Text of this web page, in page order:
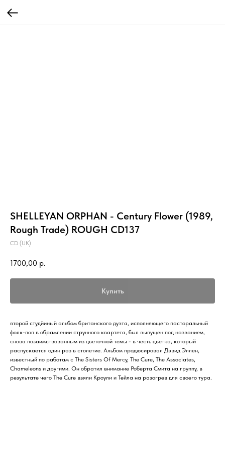
SHELLEYAN ORPHAN - Century Flower (1989,
Rough Trade) ROUGH CD137
CD (UK)
1700,00 р.
Купить
второй студйиный альбом британского дуэта, исполняющего пасторальный
фолк-поп в обрамлении струнного квартета, был выпущен под названием,
снова позаимствованным из цветочной темы - в честь цветка, который
распускается один раз в столетие. Альбом продюсировал Дэвид Эллен,
известный по работам с The Sisters Of Mercy, The Cure, The Associates,
Chameleons и другими. Он обратил внимание Роберта Смита на группу, в
результате чего The Cure взяли Кроули и Тейла на разогрев для своего тура.